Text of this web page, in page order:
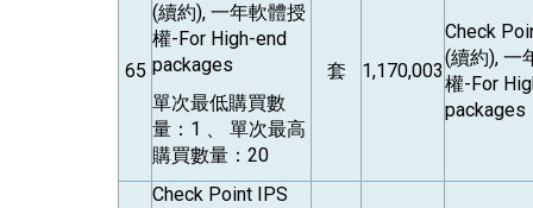
65
(續約), 一年軟體授
權-For High-end
packages
單次最低購買數
量：1 、 單次最高
購買數量：20
套 1,170,003
Check
(續約), 一
權-For
packages
Check Point IPS